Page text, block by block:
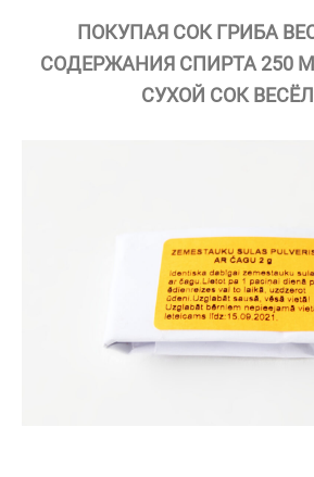
ПОКУПАЯ СОК ГРИБА
СОДЕРЖАНИЯ СПИРТА 250
СУХОЙ СОК